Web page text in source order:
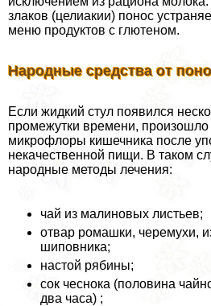
злаков (целиакии) понос
меню продуктов с глютеном.
Народные средства от
Если жидкий стул появился
промежутки времени,
микрофлоры кишечника после
некачественной пищи. В таком
народные методы лечения:
чай из малиновых листьев;
отвар ромашки, черемухи,
шиповника;
настой рябины;
сок чеснока (половина
два часа) ;